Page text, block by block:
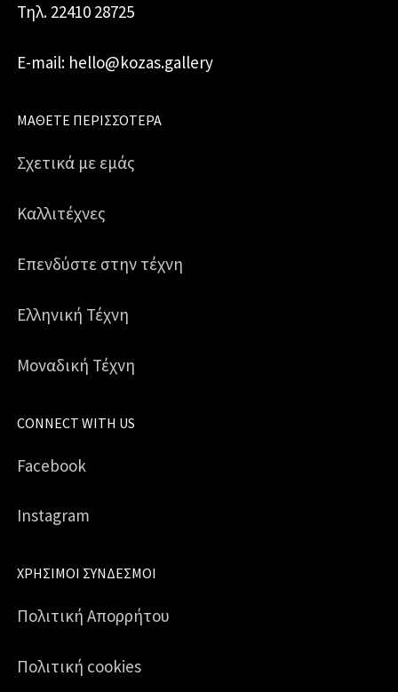
Τηλ. 22410 28725
E-mail: hello@kozas.gallery
ΜΆΘΕΤΕ ΠΕΡΙΣΣΌΤΕΡΑ
Σχετικά με εμάς
Καλλιτέχνες
Επενδύστε στην τέχνη
Ελληνική Τέχνη
Μοναδική Τέχνη
CONNECT WITH US
Facebook
Instagram
ΧΡΉΣΙΜΟΙ ΣΎΝΔΕΣΜΟΙ
Πολιτική Απορρήτου
Πολιτική cookies